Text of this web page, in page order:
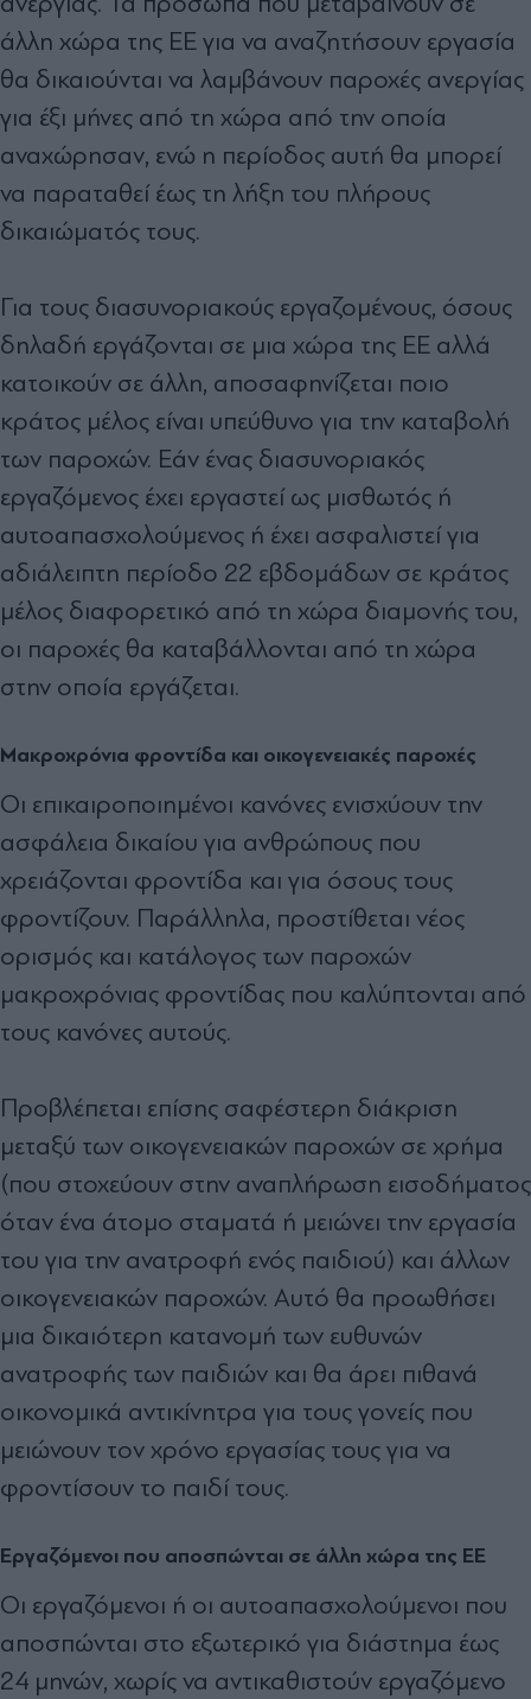
άλλη χώρα της ΕΕ για να αναζητήσουν εργασία
θα δικαιούνται να λαμβάνουν παροχές ανεργίας
για έξι μήνες από τη χώρα από την οποία
αναχώρησαν, ενώ η περίοδος αυτή θα μπορεί
να παραταθεί έως τη λήξη του πλήρους
δικαιώματός τους.
Για τους διασυνοριακούς εργαζομένους, όσους
δηλαδή εργάζονται σε μια χώρα της ΕΕ αλλά
κατοικούν σε άλλη, αποσαφηνίζεται ποιο
κράτος μέλος είναι υπεύθυνο για την καταβολή
των παροχών. Εάν ένας διασυνοριακός
εργαζόμενος έχει εργαστεί ως μισθωτός ή
αυτοαπασχολούμενος ή έχει ασφαλιστεί για
αδιάλειπτη περίοδο 22 εβδομάδων σε κράτος
μέλος διαφορετικό από τη χώρα διαμονής του,
οι παροχές θα καταβάλλονται από τη χώρα
στην οποία εργάζεται.
Μακροχρόνια φροντίδα και οικογενειακές παροχές
Οι επικαιροποιημένοι κανόνες ενισχύουν την
ασφάλεια δικαίου για ανθρώπους που
χρειάζονται φροντίδα και για όσους τους
φροντίζουν. Παράλληλα, προστίθεται νέος
ορισμός και κατάλογος των παροχών
μακροχρόνιας φροντίδας που καλύπτονται από
τους κανόνες αυτούς.
Προβλέπεται επίσης σαφέστερη διάκριση
μεταξύ των οικογενειακών παροχών σε χρήμα
(που στοχεύουν στην αναπλήρωση εισοδήματος
όταν ένα άτομο σταματά ή μειώνει την εργασία
του για την ανατροφή ενός παιδιού) και άλλων
οικογενειακών παροχών. Αυτό θα προωθήσει
μια δικαιότερη κατανομή των ευθυνών
ανατροφής των παιδιών και θα άρει πιθανά
οικονομικά αντικίνητρα για τους γονείς που
μειώνουν τον χρόνο εργασίας τους για να
φροντίσουν το παιδί τους.
Εργαζόμενοι που αποσπώνται σε άλλη χώρα της ΕΕ
Οι εργαζόμενοι ή οι αυτοαπασχολούμενοι που
αποσπώνται στο εξωτερικό για διάστημα έως
24 μηνών, χωρίς να αντικαθιστούν εργαζόμενο